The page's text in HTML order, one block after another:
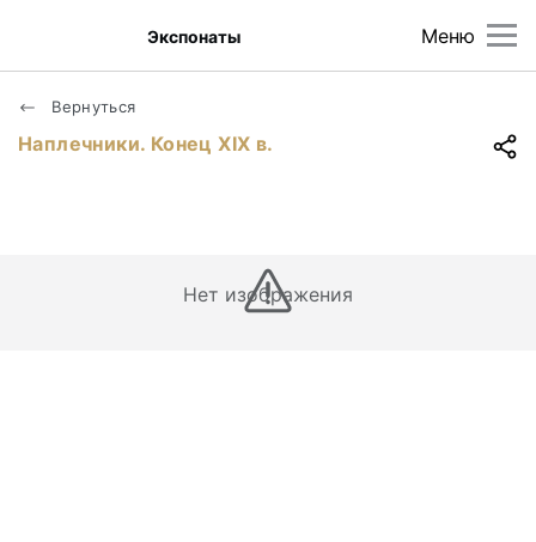
Меню
Экспонаты
Вернуться
Наплечники. Конец ХIХ в.
Нет изображения